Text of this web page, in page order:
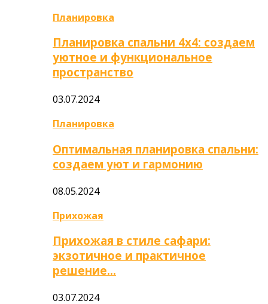
Планировка
Планировка спальни 4х4: создаем
уютное и функциональное
пространство
03.07.2024
Планировка
Оптимальная планировка спальни:
создаем уют и гармонию
08.05.2024
Прихожая
Прихожая в стиле сафари:
экзотичное и практичное
решение…
03.07.2024